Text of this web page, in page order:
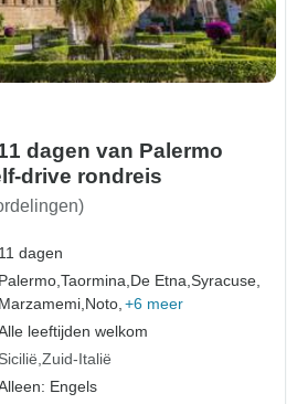
dagen van Palermo
drive rondreis
11 dagen
Palermo,Taormina, De Etna,Syracuse,
Marzamemi, Noto, +6 meer
leeftijden welkom
Sicilië Zuid-Italië
Engels